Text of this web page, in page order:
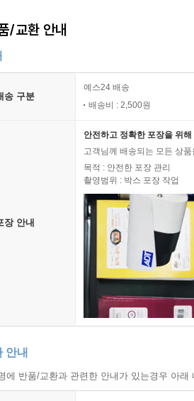
/교환 안내
송 구분
예스24 배송
배송비 : 2,500원
장 안내
안전하고 정확한 포장을 위
고객님께 배송되는 모든 상
목적 : 안전한 포장 관리
촬영범위 : 박스 포장 작업
안내
에 반품/교환과 관련한 안내가 있는경우 아